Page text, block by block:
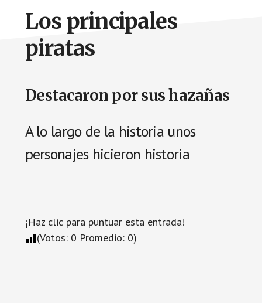
Los principales
piratas
Destacaron por sus hazañas
A lo largo de la historia unos
personajes hicieron historia
¡Haz clic para puntuar esta entrada!
(Votos: 0 Promedio: 0)